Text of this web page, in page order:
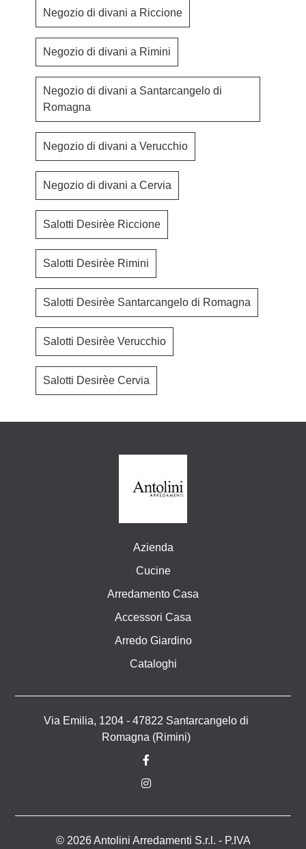
Negozio di divani a Riccione
Negozio di divani a Rimini
Negozio di divani a Santarcangelo di
Romagna
Negozio di divani a Verucchio
Negozio di divani a Cervia
Salotti Desirèe Riccione
Salotti Desirèe Rimini
Salotti Desirèe Santarcangelo di Romagna
Salotti Desirèe Verucchio
Salotti Desirèe Cervia
Azienda
Cucine
Arredamento Casa
Accessori Casa
Arredo Giardino
Cataloghi
Via Emilia, 1204 - 47822 Santarcangelo di
Romagna (Rimini)
© 2026 Antolini Arredamenti S.r.l. - P.IVA